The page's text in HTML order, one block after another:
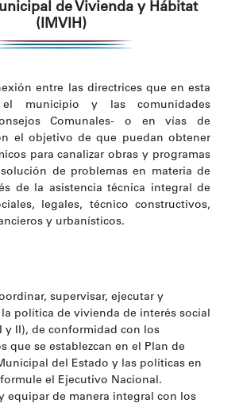
de Vivienda y Hábitat
(IMVIH)
entre las directrices que en esta
municipio y las comunidades
Comunales- o en vías de
el objetivo de que puedan obtener
para canalizar obras y programas
de problemas en materia de
de la asistencia técnica integral de
legales, técnico constructivos,
y urbanísticos.
supervisar, ejecutar y
política de vivienda de interés social
y II), de conformidad con los
que se establezcan en el Plan de
del Estado y las políticas en
el Ejecutivo Nacional.
equipar de manera integral con los